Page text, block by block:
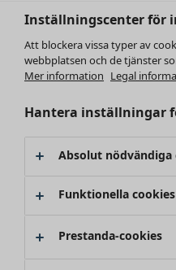
Toppar
Skjortor & blusar
Koftor
Stickade tröjor
Västar
Kimonos
Inställningscenter för
Att blockera vissa typer av
webbplatsen och de tjänster
Mer information Legal
Hantera inställningar
Absolut nödvändiga
Funktionella cookies
Prestanda-cookies